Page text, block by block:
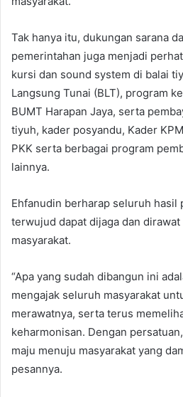
Tak hanya itu, dukungan sarana
pemerintahan juga menjadi
kursi dan sound system di balai
Langsung Tunai (BLT), program
BUMT Harapan Jaya, serta
tiyuh, kader posyandu, Kader
PKK serta berbagai program
lainnya.
Ehfanudin berharap seluruh hasil
terwujud dapat dijaga dan
masyarakat.
“Apa yang sudah dibangun ini
mengajak seluruh masyarakat
merawatnya, serta terus
keharmonisan. Dengan
maju menuju masyarakat yang
pesannya.